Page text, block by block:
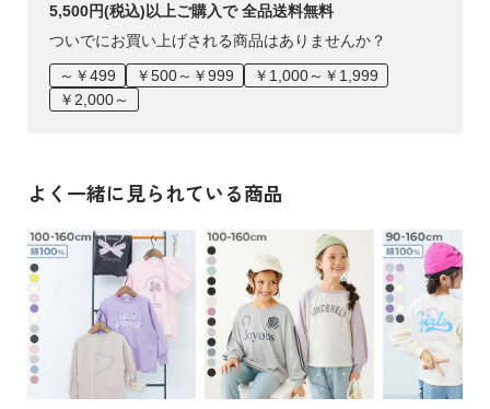
ご注意事項
・チュールはデリケート素材ですので、ご使用時はご注意く
・摩擦や水、汗などで色が移ることがあります。ご注意くだ
さい。
素材・サイズ等の品質に違いはございません。
・ご使用のパソコンやブラウザの環境により、実際の色とは
多少異なる場合がございます。
5,500円(税込)以上ご購入で 全品送料無料
ついでにお買い上げされる商品はありませんか？
～￥499
￥500～￥999
￥1,000～￥1,999
￥2,000～
よく一緒に見られている商品